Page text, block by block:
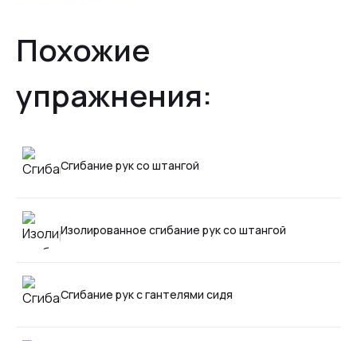
Похожие
упражнения:
Сгибание рук со штангой
Изолированное сгибание рук со штангой
Сгибание рук с гантелями сидя